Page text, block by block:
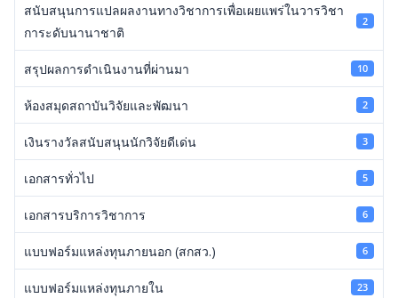
สนับสนุนการแปลผลงานทางวิชาการเพื่อเผยแพร่ในวารวิชา
การะดับนานาชาติ
2
สรุปผลการดำเนินงานที่ผ่านมา 10
ห้องสมุดสถาบันวิจัยและพัฒนา 2
เงินรางวัลสนับสนุนนักวิจัยดีเด่น 3
เอกสารทั่วไป 5
เอกสารบริการวิชาการ 6
แบบฟอร์มแหล่งทุนภายนอก (สกสว.) 6
แบบฟอร์มแหล่งทุนภายใน 23